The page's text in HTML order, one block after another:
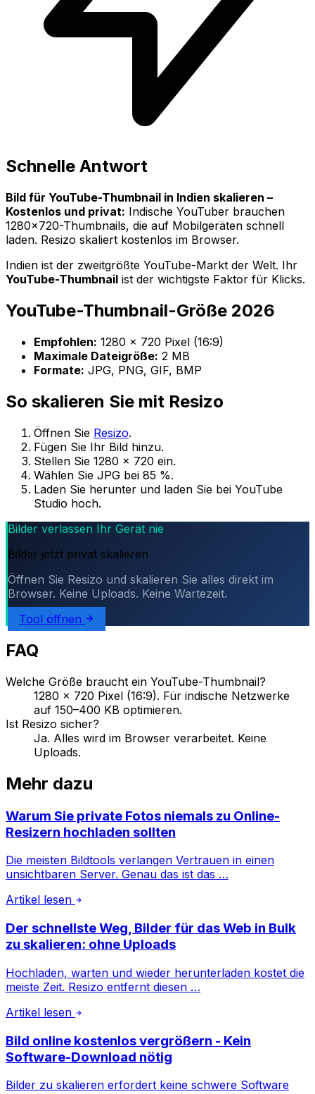
Schnelle Antwort
Bild für YouTube-Thumbnail in Indien skalieren –
Kostenlos und privat: Indische YouTuber brauchen
1280×720-Thumbnails, die auf Mobilgeräten schnell
laden. Resizo skaliert kostenlos im Browser.
Indien ist der zweitgrößte YouTube-Markt der Welt. Ihr
YouTube-Thumbnail ist der wichtigste Faktor für Klicks.
YouTube-Thumbnail-Größe 2026
Empfohlen: 1280 × 720 Pixel (16:9)
Maximale Dateigröße: 2 MB
Formate: JPG, PNG, GIF, BMP
So skalieren Sie mit Resizo
Öffnen Sie Resizo.
Fügen Sie Ihr Bild hinzu.
Stellen Sie 1280 × 720 ein.
Wählen Sie JPG bei 85 %.
Laden Sie herunter und laden Sie bei YouTube
Studio hoch.
Bilder verlassen Ihr Gerät nie
Bilder jetzt privat skalieren
Öffnen Sie Resizo und skalieren Sie alles direkt im
Browser. Keine Uploads. Keine Wartezeit.
Tool öffnen
FAQ
Welche Größe braucht ein YouTube-Thumbnail?
1280 × 720 Pixel (16:9). Für indische Netzwerke
auf 150–400 KB optimieren.
Ist Resizo sicher?
Ja. Alles wird im Browser verarbeitet. Keine
Uploads.
Mehr dazu
Warum Sie private Fotos niemals zu Online-
Resizern hochladen sollten
Die meisten Bildtools verlangen Vertrauen in einen
unsichtbaren Server. Genau das ist das …
Artikel lesen
Der schnellste Weg, Bilder für das Web in Bulk
zu skalieren: ohne Uploads
Hochladen, warten und wieder herunterladen kostet die
meiste Zeit. Resizo entfernt diesen …
Artikel lesen
Bild online kostenlos vergrößern - Kein
Software-Download nötig
Bilder zu skalieren erfordert keine schwere Software